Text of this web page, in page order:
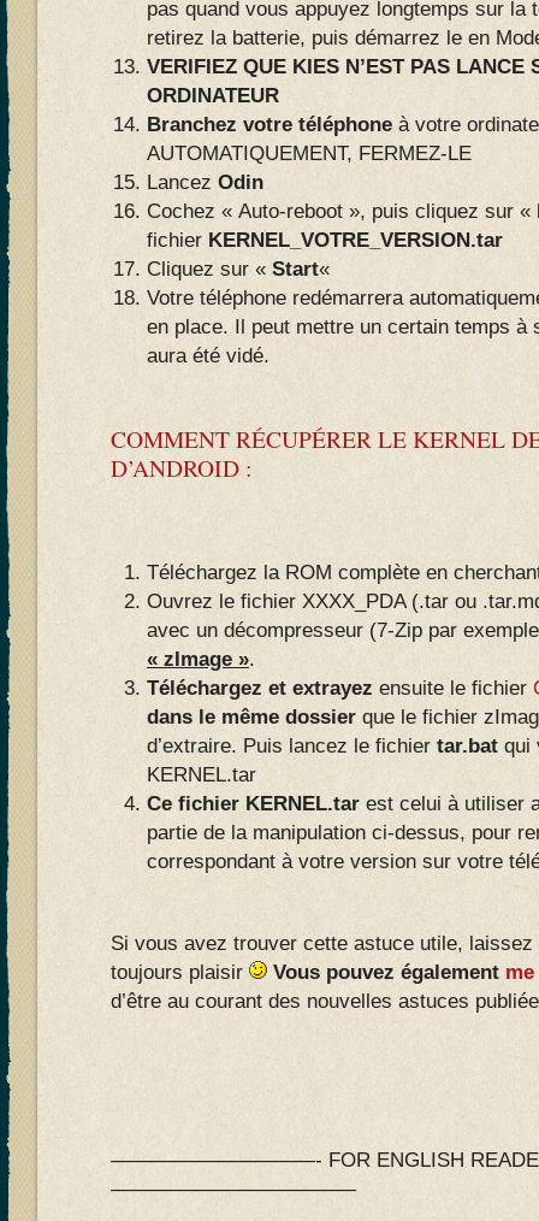
pas quand vous appuyez longtemps sur la
retirez la batterie, puis démarrez le en
VERIFIEZ QUE KIES N’EST PAS LANCE
ORDINATEUR
Branchez votre téléphone à votre
AUTOMATIQUEMENT, FERMEZ-LE
Lancez Odin
Cochez « Auto-reboot », puis cliquez sur «
fichier KERNEL_VOTRE_VERSION.tar
Cliquez sur « Start«
Votre téléphone redémarrera
en place. Il peut mettre un certain temps à
aura été vidé.
COMMENT RÉCUPÉRER LE KERNEL
D’ANDROID :
Téléchargez la ROM complète en
Ouvrez le fichier XXXX_PDA (.tar ou
avec un décompresseur (7-Zip par
« zImage ».
Téléchargez et extrayez ensuite le fichier
dans le même dossier que le fichier
d’extraire. Puis lancez le fichier tar.bat qui
KERNEL.tar
Ce fichier KERNEL.tar est celui à utiliser
partie de la manipulation ci-dessus, pour
correspondant à votre version sur votre
Si vous avez trouver cette astuce utile,
toujours plaisir
Vous pouvez également
d’être au courant des nouvelles astuces
——————————- FOR ENGLISH
————————————